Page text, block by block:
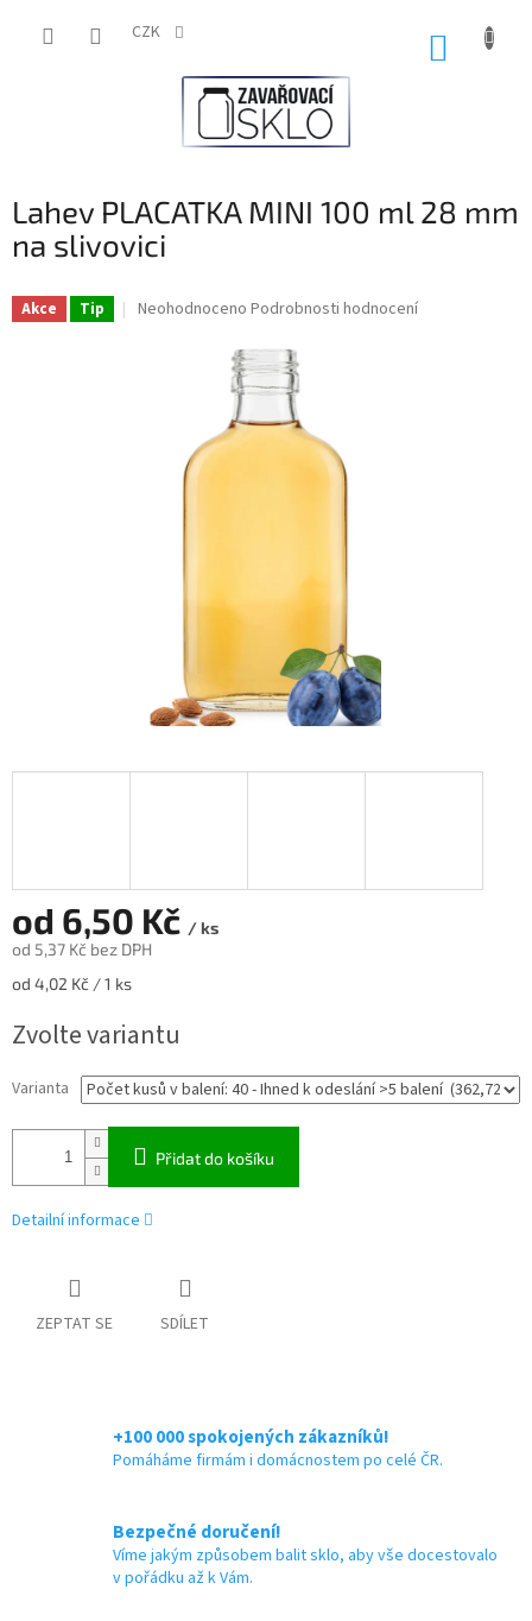
CZK
Lahev PLACATKA MINI 100 ml 28 mm
na slivovici
Akce Tip
Průměrné
hvězdiček.
Neohodnoceno Podrobnosti hodnocení
od 6,50 Kč / ks
od 5,37 Kč bez DPH
Měrná
od 4,02 Kč / 1 ks
Zvolte variantu
Varianta
Přidat do košíku
Detailní informace
ZEPTAT SE SDÍLET
+100 000 spokojených zákazníků!
Pomáháme firmám i domácnostem po celé ČR.
Bezpečné doručení!
Víme jakým způsobem balit sklo, aby vše docestovalo
v pořádku až k Vám.